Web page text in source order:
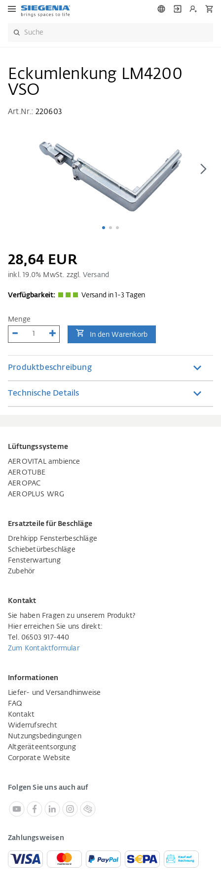
Eckumlenkung LM4200
VSO
Art.Nr.: 220603
28,64 EUR
inkl.19.0% MwSt. zzgl. Versand
Verfügbarkeit: Versand in 1-3 Tagen
Menge
In den Warenkorb
Produktbeschreibung
Technische Details
Lüftungssysteme
AEROVITAL ambience
AEROTUBE
AEROPAC
AEROPLUS WRG
Ersatzteile für Beschläge
Drehkipp Fensterbeschläge
Schiebetürbeschläge
Fensterwartung
Zubehör
Kontakt
Sie haben Fragen zu unserem Produkt?
Hier erreichen Sie uns direkt:
Tel. 06503 917-440
Zum Kontaktformular
Informationen
Liefer- und Versandhinweise
FAQ
Kontakt
Widerrufsrecht
Nutzungsbedingungen
Altgeräteentsorgung
Corporate Website
Folgen Sie uns auch auf
Zahlungsweisen